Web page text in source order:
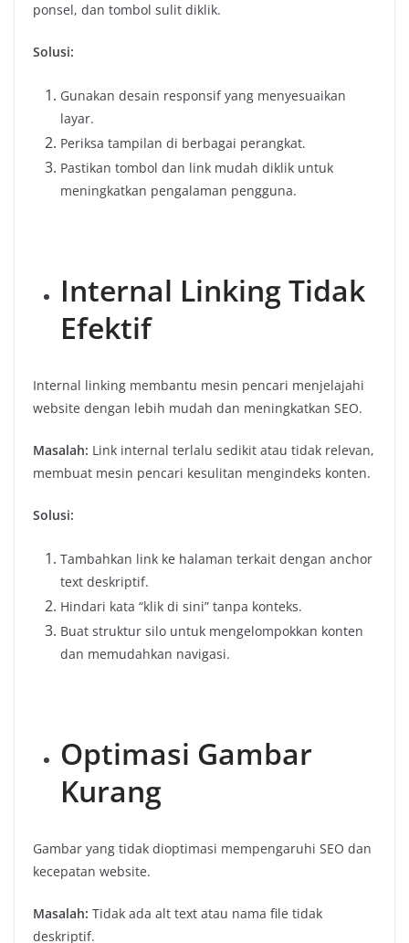
ponsel, dan tombol sulit diklik.
Solusi:
Gunakan desain responsif yang menyesuaikan
layar.
Periksa tampilan di berbagai perangkat.
Pastikan tombol dan link mudah diklik untuk
meningkatkan pengalaman pengguna.
Internal Linking Tidak
Efektif
Internal linking membantu mesin pencari menjelajahi
website dengan lebih mudah dan meningkatkan SEO.
Masalah: Link internal terlalu sedikit atau tidak relevan,
membuat mesin pencari kesulitan mengindeks konten.
Solusi:
Tambahkan link ke halaman terkait dengan anchor
text deskriptif.
Hindari kata “klik di sini” tanpa konteks.
Buat struktur silo untuk mengelompokkan konten
dan memudahkan navigasi.
Optimasi Gambar
Kurang
Gambar yang tidak dioptimasi mempengaruhi SEO dan
kecepatan website.
Masalah: Tidak ada alt text atau nama file tidak
deskriptif.